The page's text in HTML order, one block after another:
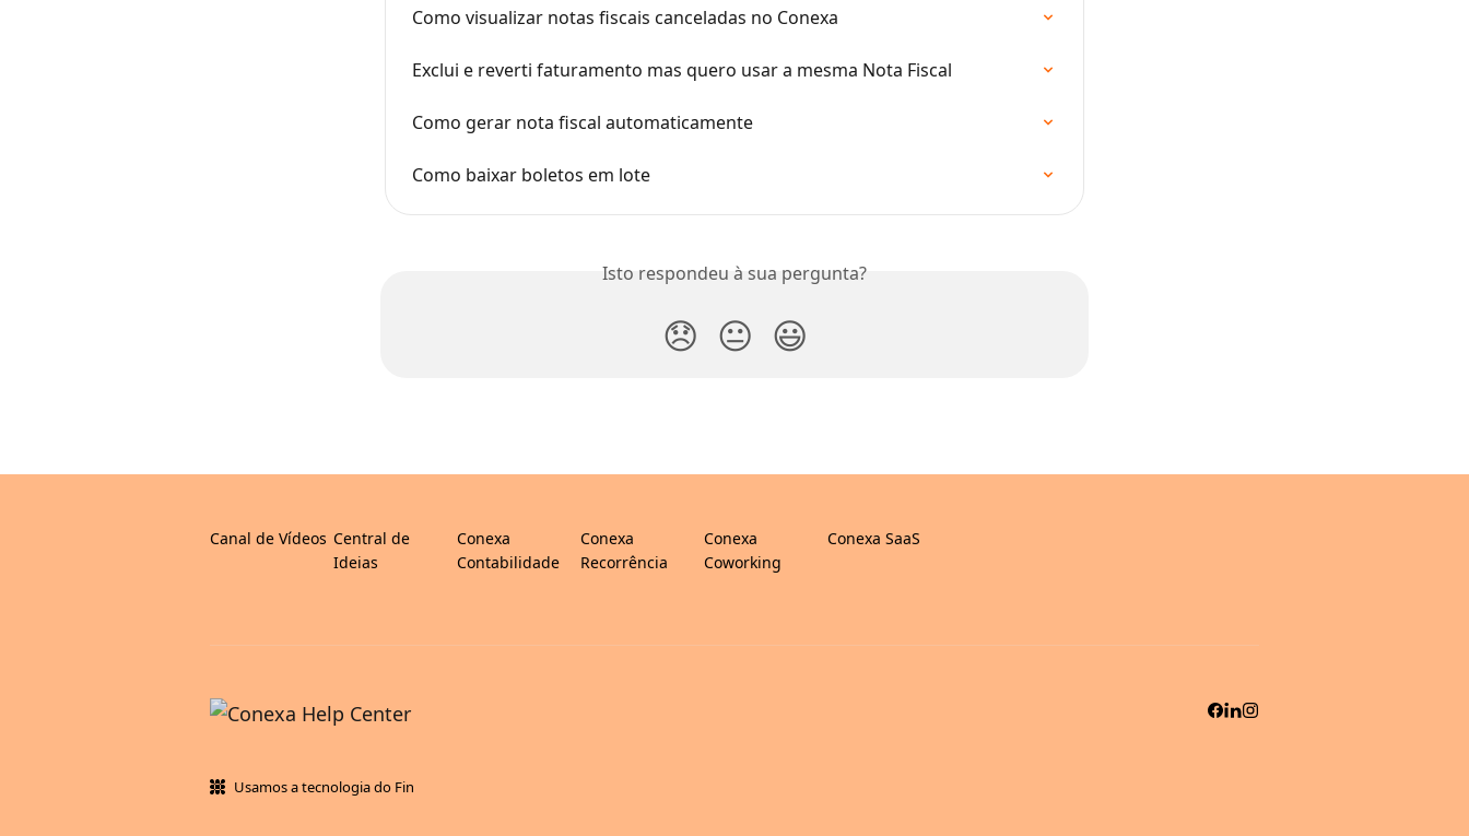
Como visualizar notas fiscais canceladas no Conexa
Exclui e reverti faturamento mas quero usar a mesma Nota Fiscal
Como gerar nota fiscal automaticamente
Como baixar boletos em lote
Isto respondeu à sua pergunta?
😞 😐 😃
Canal de Vídeos Central de
Ideias
Conexa
Contabilidade
Conexa
Recorrência
Conexa
Coworking
Conexa SaaS
Usamos a tecnologia do Fin